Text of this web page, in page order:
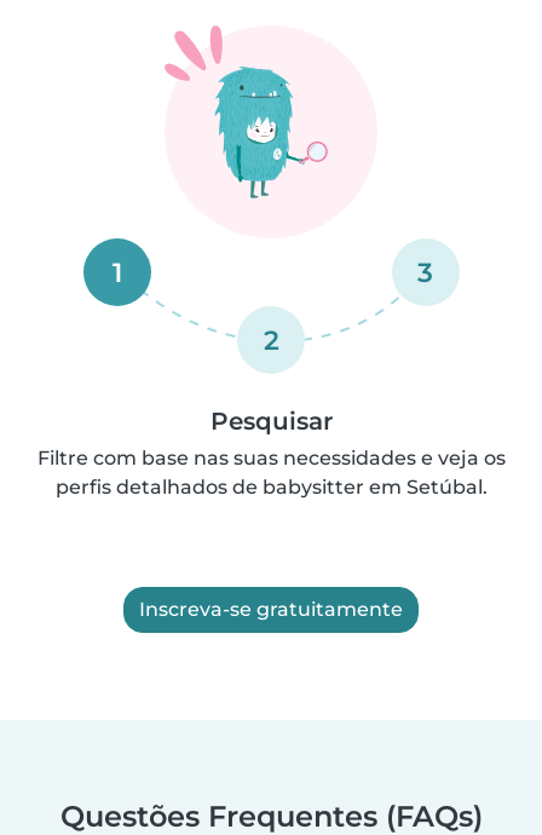
1
2
3
Pesquisar
Filtre com base nas suas necessidades e veja os
perfis detalhados de babysitter em Setúbal.
Inscreva-se gratuitamente
Questões Frequentes (FAQs)